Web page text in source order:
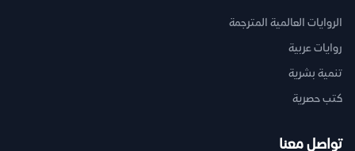
الروايات العالمية المترجمة
روايات عربية
تنمية بشرية
كتب حصرية
تواصل معنا